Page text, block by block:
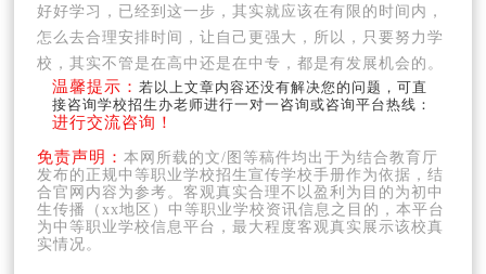
好好学习，已经到这一步，其实就应该在有限的时间内，
怎么去合理安排时间，让自己更强大，所以，只要努力学
校，其实不管是在高中还是在中专，都是有发展机会的。
温馨提示：若以上文章内容还没有解决您的问题，可直
接咨询学校招生办老师进行一对一咨询或咨询平台热线：
进行交流咨询！
免责声明：本网所载的文/图等稿件均出于为结合教育厅
发布的正规中等职业学校招生宣传学校手册作为依据，结
合官网内容为参考。客观真实合理不以盈利为目的为初中
生传播（xx地区）中等职业学校资讯信息之目的，本平台
为中等职业学校信息平台，最大程度客观真实展示该校真
实情况。